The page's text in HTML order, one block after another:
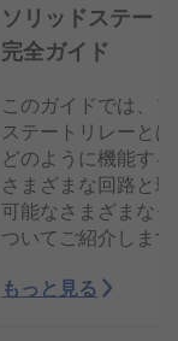
ソリッドステー
完全ガイド
このガイドでは、
ステートリレーと
どのように機能す
さまざまな回路と
可能なさまざまな
ついてご紹介しま
もっと見る